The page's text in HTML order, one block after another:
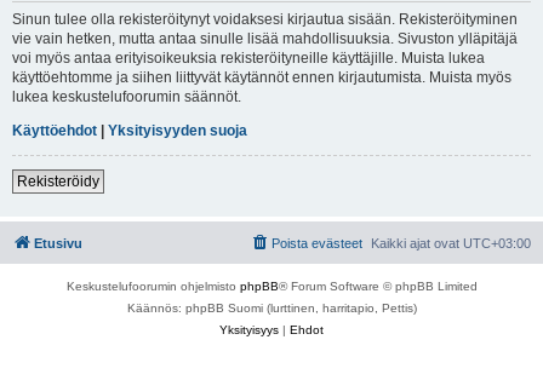
Sinun tulee olla rekisteröitynyt voidaksesi kirjautua sisään. Rekisteröityminen
vie vain hetken, mutta antaa sinulle lisää mahdollisuuksia. Sivuston ylläpitäjä
voi myös antaa erityisoikeuksia rekisteröityneille käyttäjille. Muista lukea
käyttöehtomme ja siihen liittyvät käytännöt ennen kirjautumista. Muista myös
lukea keskustelufoorumin säännöt.
Käyttöehdot | Yksityisyyden suoja
Rekisteröidy
Etusivu Kaikki ajat ovat UTC+03:00
Poista evästeet
Keskustelufoorumin ohjelmisto phpBB® Forum Software © phpBB Limited
Käännös: phpBB Suomi (lurttinen, harritapio, Pettis)
Yksityisyys | Ehdot